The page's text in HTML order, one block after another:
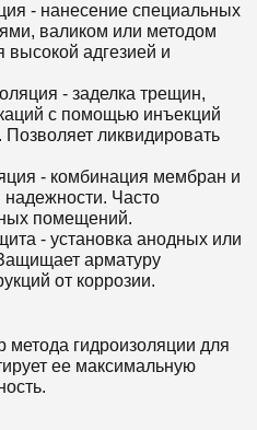
- нанесение специальных
валиком или методом
высокой адгезией и
- заделка трещин,
с помощью инъекций
ликвидировать
- комбинация мембран и
Часто
помещений.
- установка анодных или
арматуру
от коррозии.
гидроизоляции для
ее максимальную